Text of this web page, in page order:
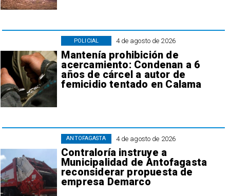
4 de agosto de 2026
Mantenía prohibición de
acercamiento: Condenan a 6
años de cárcel a autor de
femicidio tentado en Calama
POLICIAL
4 de agosto de 2026
Contraloría instruye a
Municipalidad de Antofagasta
reconsiderar propuesta de
empresa Demarco
ANTOFAGASTA